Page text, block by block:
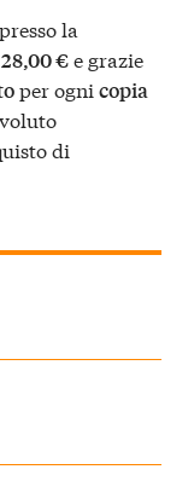
la
28,00 €e grazie
per ogni copia
di